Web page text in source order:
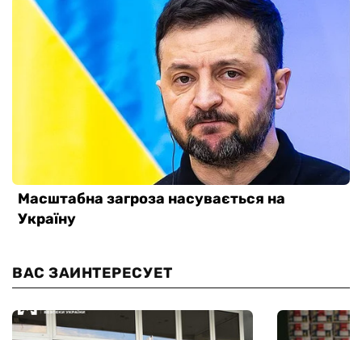
ВАС ЗАИНТЕРЕСУЕТ